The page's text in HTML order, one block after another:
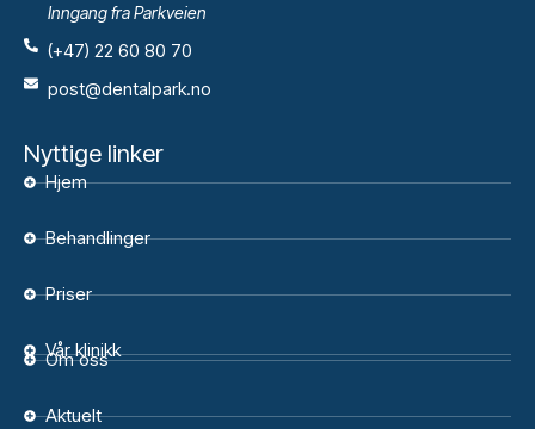
Inngang fra Parkveien
(+47) 22 60 80 70
post@dentalpark.no
Nyttige linker
Hjem
Behandlinger
Priser
Vår klinikk
Om oss
Aktuelt